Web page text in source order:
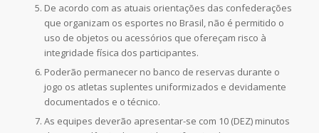
De acordo com as atuais orientações das confederações
que organizam os esportes no Brasil, não é permitido o
uso de objetos ou acessórios que ofereçam risco à
integridade física dos participantes.
Poderão permanecer no banco de reservas durante o
jogo os atletas suplentes uniformizados e devidamente
documentados e o técnico.
As equipes deverão apresentar-se com 10 (DEZ) minutos